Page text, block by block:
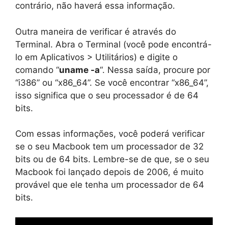
contrário, não haverá essa informação.
Outra maneira de verificar é através do
Terminal. Abra o Terminal (você pode encontrá-
lo em Aplicativos > Utilitários) e digite o
comando “uname -a“. Nessa saída, procure por
“i386” ou “x86_64”. Se você encontrar “x86_64”,
isso significa que o seu processador é de 64
bits.
Com essas informações, você poderá verificar
se o seu Macbook tem um processador de 32
bits ou de 64 bits. Lembre-se de que, se o seu
Macbook foi lançado depois de 2006, é muito
provável que ele tenha um processador de 64
bits.